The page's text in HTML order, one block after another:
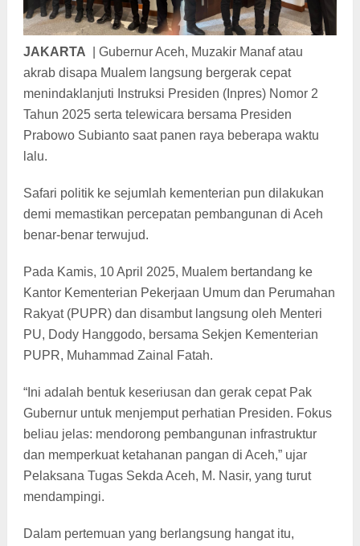
JAKARTA
Gubernur Aceh, Muzakir Manaf atau
akrab disapa Mualem langsung bergerak cepat
menindaklanjuti Instruksi Presiden (Inpres) Nomor 2
Tahun 2025 serta telewicara bersama Presiden
Prabowo Subianto saat panen raya beberapa waktu
lalu.
Safari politik ke sejumlah kementerian pun dilakukan
demi memastikan percepatan pembangunan di Aceh
benar-benar terwujud.
Pada Kamis, 10 April 2025, Mualem bertandang ke
Kantor Kementerian Pekerjaan Umum dan Perumahan
Rakyat (PUPR) dan disambut langsung oleh Menteri
PU, Dody Hanggodo, bersama Sekjen Kementerian
PUPR, Muhammad Zainal Fatah.
“Ini adalah bentuk keseriusan dan gerak cepat Pak
Gubernur untuk menjemput perhatian Presiden. Fokus
beliau jelas: mendorong pembangunan infrastruktur
dan memperkuat ketahanan pangan di Aceh,” ujar
Pelaksana Tugas Sekda Aceh, M. Nasir, yang turut
mendampingi.
Dalam pertemuan yang berlangsung hangat itu,